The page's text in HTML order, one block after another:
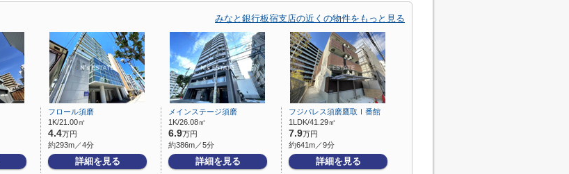
みなと銀行板宿支店の近くの物件をもっと見る
フロール須磨
1K/21.00㎡
4.4万円
約293m／4分
詳細を見る
メインステージ須磨
1K/26.08㎡
6.9万円
約386m／5分
詳細を見る
フジパレス須磨鷹取Ⅰ番館
1LDK/41.29㎡
7.9万円
約641m／9分
詳細を見る